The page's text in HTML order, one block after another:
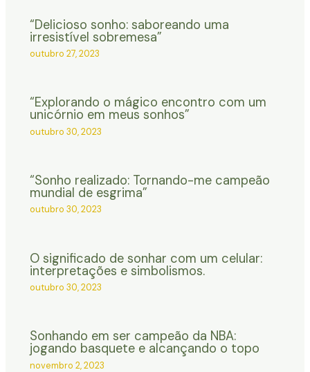
“Delicioso sonho: saboreando uma
irresistível sobremesa”
outubro 27, 2023
“Explorando o mágico encontro com um
unicórnio em meus sonhos”
outubro 30, 2023
“Sonho realizado: Tornando-me campeão
mundial de esgrima”
outubro 30, 2023
O significado de sonhar com um celular:
interpretações e simbolismos.
outubro 30, 2023
Sonhando em ser campeão da NBA:
jogando basquete e alcançando o topo
novembro 2, 2023